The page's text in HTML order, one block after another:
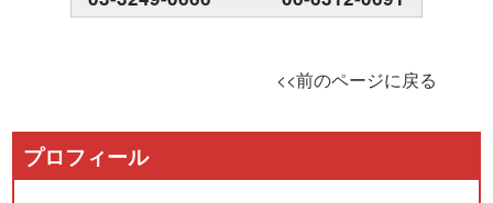
<<前のページに戻る
プロフィール